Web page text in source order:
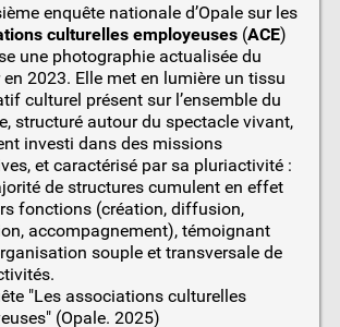
enquête nationale d’Opale sur les
culturelles employeuses(ACE)
une photographie actualisée du
en 2023. Elle met en lumière un tissu
culturel présent sur l’ensemble du
structuré autour du spectacle vivant,
investi dans des missions
et caractérisé par sa pluriactivité :
de structures cumulent en effet
fonctions (création, diffusion,
accompagnement), témoignant
souple et transversale de